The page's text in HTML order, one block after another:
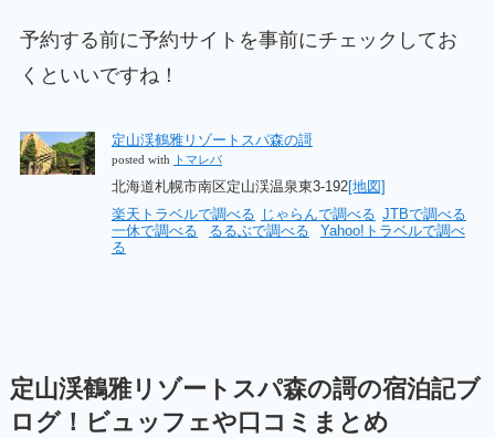
予約する前に予約サイトを事前にチェックしてお
くといいですね！
定山渓鶴雅リゾートスパ森の謌
posted with トマレバ
北海道札幌市南区定山渓温泉東3-192[地図]
楽天トラベルで調べる じゃらんで調べる JTBで調べる
一休で調べる
るるぶで調べる
Yahoo!トラベルで調べ
る
定山渓鶴雅リゾートスパ森の謌の宿泊記ブ
ログ！ビュッフェや口コミまとめ